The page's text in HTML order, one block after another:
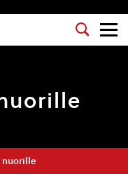
nuorille